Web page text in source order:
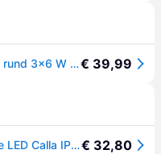
Paulmann LED-Einbauleuchte Calla rund 3x6 W Schwarz matt schwenkbar 4000K IP65 - Schwarz Matt€ 39,99
Paulmann No. 99991 Einbauleuchte LED Calla IP65 rund 3er-Set 4000K schwarz€ 32,80